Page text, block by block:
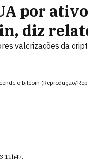
por
diz
valorizações da
o bitcoin (Reprodução/
11h47.